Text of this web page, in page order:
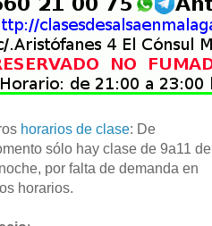
horarios de clase: De
sólo hay clase de 9a11 de
por falta de demanda en
horarios.